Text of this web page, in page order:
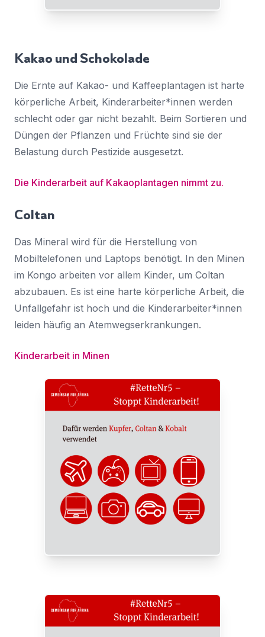
Kakao und Schokolade
Die Ernte auf Kakao- und Kaffeeplantagen ist harte
körperliche Arbeit, Kinderarbeiter*innen werden
schlecht oder gar nicht bezahlt. Beim Sortieren und
Düngen der Pflanzen und Früchte sind sie der
Belastung durch Pestizide ausgesetzt.
Die Kinderarbeit auf Kakaoplantagen nimmt zu.
Coltan
Das Mineral wird für die Herstellung von
Mobiltelefonen und Laptops benötigt. In den Minen
im Kongo arbeiten vor allem Kinder, um Coltan
abzubauen. Es ist eine harte körperliche Arbeit, die
Unfallgefahr ist hoch und die Kinderarbeiter*innen
leiden häufig an Atemwegserkrankungen.
Kinderarbeit in Minen